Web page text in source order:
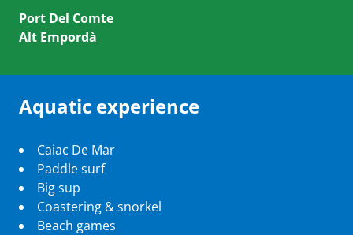
Port Del Comte
Alt Empordà
Aquatic experience
Caiac De Mar
Paddle surf
Big sup
Coastering & snorkel
Beach games